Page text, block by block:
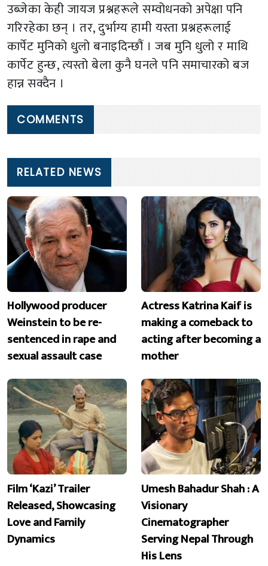
उब्जेका केही जायज प्रश्नहरूले सम्वोधनको अपेक्षा पनि
गरिरहेका छन् । तर, दुर्भाग्य हामी यस्ता प्रश्नहरूलाई
कार्पेट मुनिको धुलो बनाइदिन्छौं । जब मुनि धुलो र माथि
कार्पेट हुन्छ, त्यस्तो बेला कुनै घनले पनि समाचारको बज
हान्न सक्दैन ।
COMMENTS
RELATED NEWS
Hollywood producer
Weinstein to be re-
sentenced in rape and
sexual assault case
Actress Katrina Kaif is
making a comeback to
acting after becoming a
mother
Film ‘Kazi’ Trailer
Released, Showcasing
Love and Family
Dynamics
Umesh Bahadur Shah : A
Visionary
Cinematographer
Serving Nepal Through
His Lens